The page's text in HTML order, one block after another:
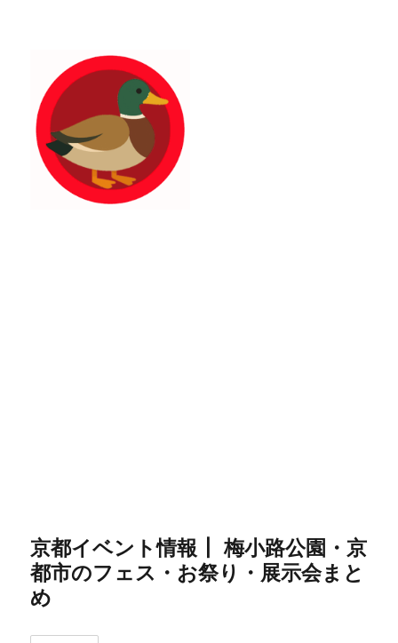
京都イベント情報┃ 梅小路公園・京
都市のフェス・お祭り・展示会まと
め